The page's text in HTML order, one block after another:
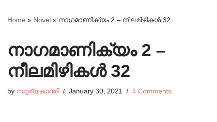
Home » Novel » നാഗമാണിക്യം 2 – നീലമിഴികൾ 32
നാഗമാണിക്യം 2 –
നീലമിഴികൾ 32
by സൂര്യകാന്തി January 30, 2021 4 Comments